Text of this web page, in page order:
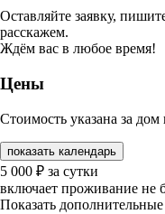
Оставляйте заявку,
расскажем.
Ждём вас в любое время!
Цены
Стоимость указана за
показать календарь
5 000 ₽ за сутки
включает проживание не
Показать